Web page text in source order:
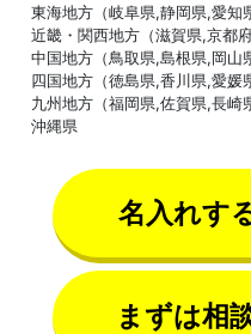
東海地方（岐阜県,静岡県,愛知
近畿・関西地方（滋賀県,京都
中国地方（鳥取県,島根県,岡山
四国地方（徳島県,香川県,愛媛
九州地方（福岡県,佐賀県,長崎
沖縄県
名入れす
まずは相